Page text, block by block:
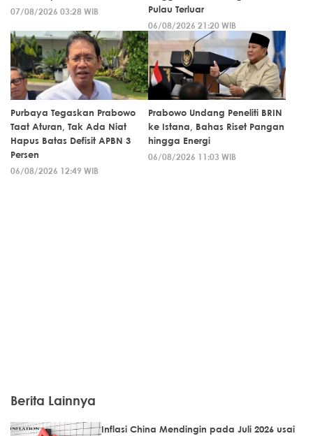
07/08/2026 03:28 WIB
Pulau Terluar
06/08/2026 21:20 WIB
Purbaya Tegaskan Prabowo
Taat Aturan, Tak Ada Niat
Hapus Batas Defisit APBN 3
Persen
06/08/2026 12:49 WIB
Prabowo Undang Peneliti BRIN
ke Istana, Bahas Riset Pangan
hingga Energi
06/08/2026 11:03 WIB
Berita Lainnya
Inflasi China Mendingin pada Juli 2026 usai